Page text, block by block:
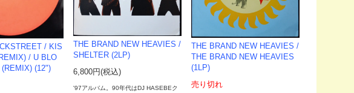
/ KIS
/ U BLO
(12")
THE BRAND NEW HEAVIES /
SHELTER (2LP)
6,800円(税込)
'97アルバム。90年代はDJ HASEBEク
THE BRAND NEW HEAVIES /
THE BRAND NEW HEAVIES
(1LP)
売り切れ